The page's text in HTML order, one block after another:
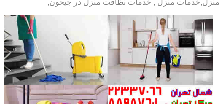
منزل,خدمات منزل , خدمات نظافت منزل در جیحون,